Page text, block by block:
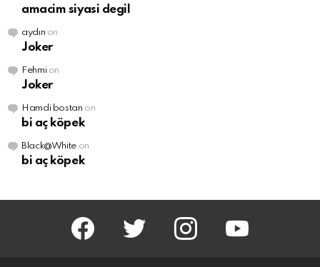
amacim siyasi degil
aydın on
Joker
Fehmion
Joker
Hamdi bostan on
bi aç köpek
Black@White on
bi aç köpek
facebook twitter instagram youtube